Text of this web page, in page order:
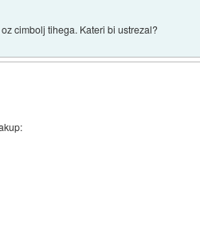
cimbolj tihega. Kateri bi ustrezal?